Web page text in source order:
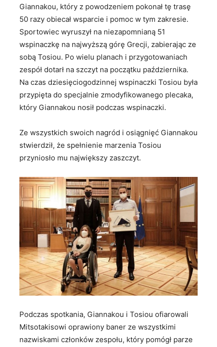
Giannakou, który z powodzeniem pokonał tę trasę
50 razy obiecał wsparcie i pomoc w tym zakresie.
Sportowiec wyruszył na niezapomnianą 51
wspinaczkę na najwyższą górę Grecji, zabierając ze
sobą Tosiou. Po wielu planach i przygotowaniach
zespół dotarł na szczyt na początku października.
Na czas dziesięciogodzinnej wspinaczki Tosiou była
przypięta do specjalnie zmodyfikowanego plecaka,
który Giannakou nosił podczas wspinaczki.
Ze wszystkich swoich nagród i osiągnięć Giannakou
stwierdził, że spełnienie marzenia Tosiou
przyniosło mu największy zaszczyt.
Podczas spotkania, Giannakou i Tosiou ofiarowali
Mitsotakisowi oprawiony baner ze wszystkimi
nazwiskami członków zespołu, który pomógł parze